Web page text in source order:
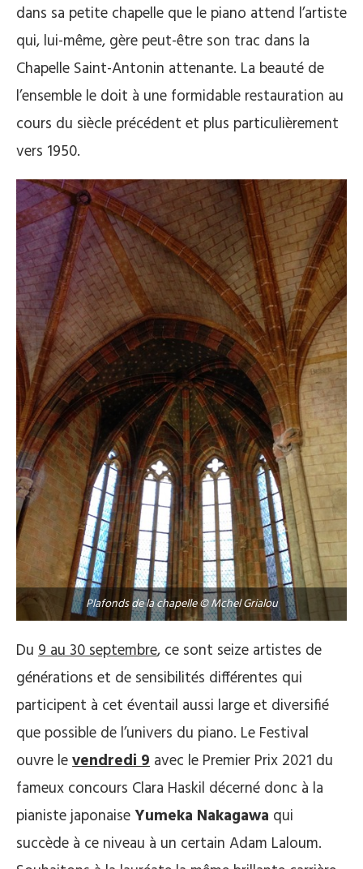
dans sa petite chapelle que le piano attend l’artiste
qui, lui-même, gère peut-être son trac dans la
Chapelle Saint-Antonin attenante. La beauté de
l’ensemble le doit à une formidable restauration au
cours du siècle précédent et plus particulièrement
vers 1950.
Plafonds de la chapelle © Mchel Grialou
Du 9 au 30 septembre, ce sont seize artistes de
générations et de sensibilités différentes qui
participent à cet éventail aussi large et diversifié
que possible de l’univers du piano. Le Festival
ouvre levendredi 9 avec le Premier Prix 2021 du
fameux concours Clara Haskil décerné donc à la
pianiste japonaiseYumeka Nakagawa qui
succède à ce niveau à un certain Adam Laloum.